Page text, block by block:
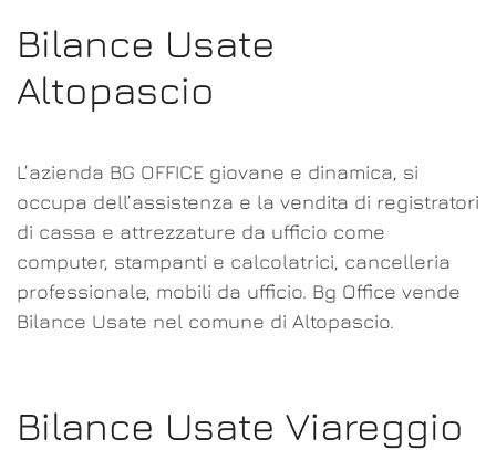
Bilance Usate
Altopascio
L’azienda BG OFFICE giovane e dinamica, si
occupa dell’assistenza e la vendita di registratori
di cassa e attrezzature da ufficio come
computer, stampanti e calcolatrici, cancelleria
professionale, mobili da ufficio. Bg Office vende
Bilance Usate nel comune di Altopascio.
Bilance Usate Viareggio